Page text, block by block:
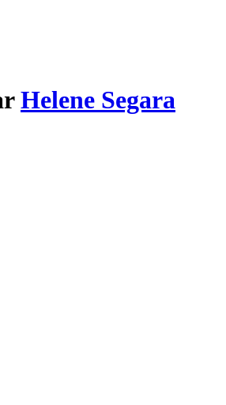
Helene Segara